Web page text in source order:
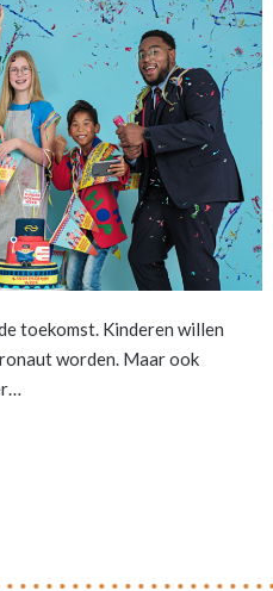
toekomst. Kinderen willen
worden. Maar ook